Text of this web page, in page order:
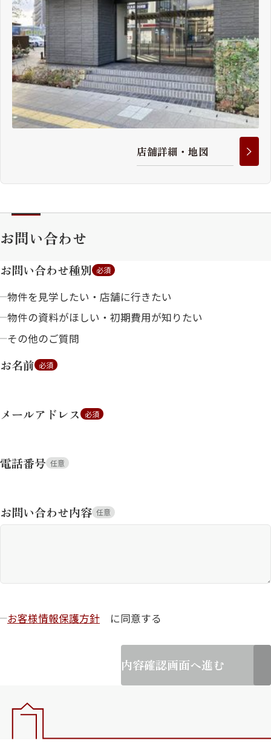
店舗詳細 ・地図
お問い合わせ
お問い合わせ種別 必須
物件を見学したい・店舗に行きたい
物件の資料がほしい・初期費用が知りたい
その他のご質問
お名前 必須
メールアドレス 必須
電話番号 任意
お問い合わせ内容 任意
お客様情報保護方針 に同意する
内容確認画面へ進む